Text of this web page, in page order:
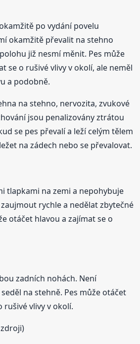
po vydání povelu
okamžitě převalit na stehno
již nesmí měnit. Pes může
se o rušivé vlivy v okolí, ale neměl
a podobně.
na stehno, nervozita, zvukové
jsou penalizovány ztrátou
se pes převalí a leží celým tělem
na zádech nebo se převalovat.
tlapkami na zemi a nepohybuje
rychle a nedělat zbytečné
otáčet hlavou a zajímat se o
zadních nohách. Není
na stehně. Pes může otáčet
rušivé vlivy v okolí.